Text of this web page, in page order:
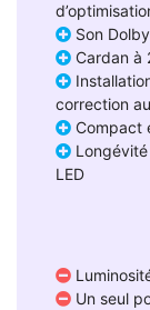
Son
Cardan à
correction
Compact
LED
Un seul